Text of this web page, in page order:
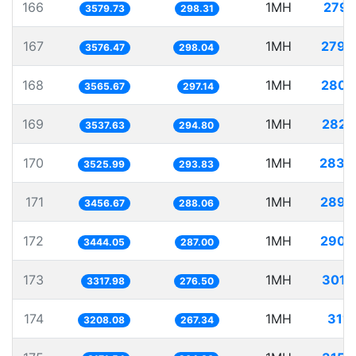
166 3579.73 298.31 1MH
167 3576.47 298.04 1MH
168 3565.67 297.14 1MH
169 3537.63 294.80 1MH
170 3525.99 293.83 1MH
171 3456.67 288.06 1MH
172 3444.05 287.00 1MH
173 3317.98 276.50 1MH
174 3208.08 267.34 1MH